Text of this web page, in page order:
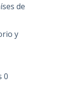
de
y
0